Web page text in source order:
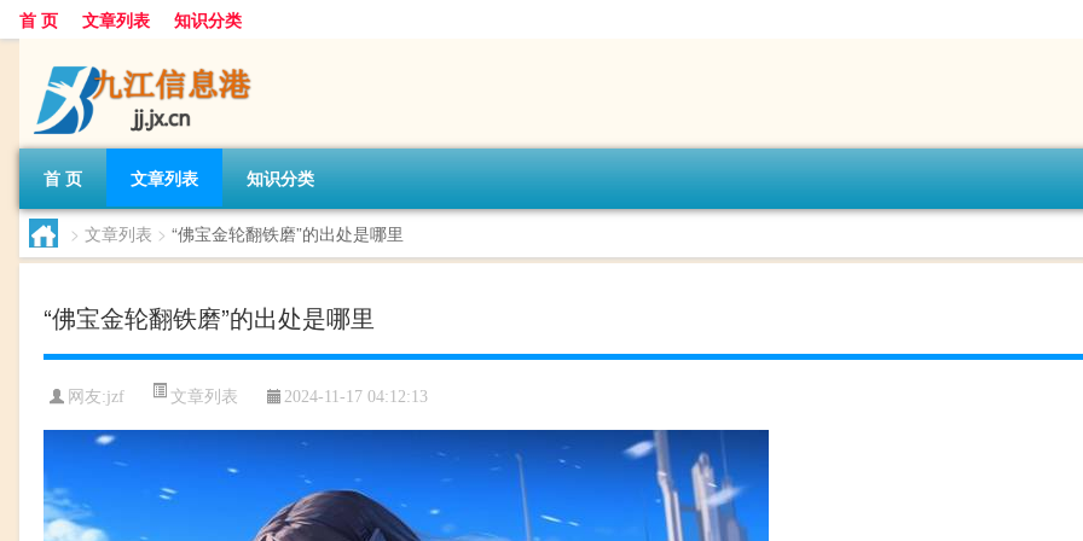
首 页 文章列表 知识分类
首 页 文章列表 知识分类
> 文章列表 > “佛宝金轮翻铁磨”的出处是哪里
“佛宝金轮翻铁磨”的出处是哪里
网友:jzf 文章列表 2024-11-17 04:12:13